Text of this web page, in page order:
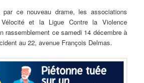
ce nouveau drame, les associations
et la Ligue Contre la Violence
rassemblement ce samedi 14 décembre à
au 22, avenue François Delmas.